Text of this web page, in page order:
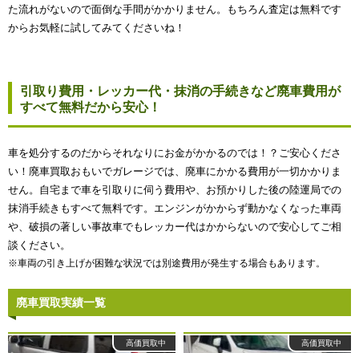
た流れがないので面倒な手間がかかりません。もちろん査定は無料です
からお気軽に試してみてくださいね！
引取り費用・レッカー代・抹消の手続きなど廃車費用が
すべて無料だから安心！
車を処分するのだからそれなりにお金がかかるのでは！？ご安心くださ
い！廃車買取おもいでガレージでは、廃車にかかる費用が一切かかりま
せん。自宅まで車を引取りに伺う費用や、お預かりした後の陸運局での
抹消手続きもすべて無料です。エンジンがかからず動かなくなった車両
や、破損の著しい事故車でもレッカー代はかからないので安心してご相
談ください。
※車両の引き上げが困難な状況では別途費用が発生する場合もあります。
廃車買取実績一覧
高価買取中 高価買取中